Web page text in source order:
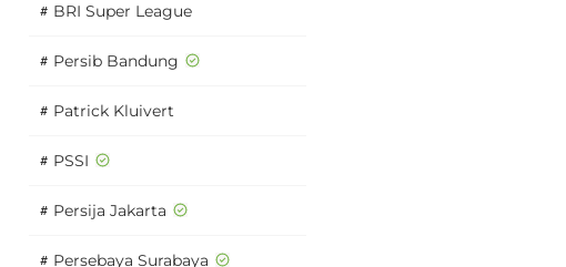
# BRI Super League
# Persib Bandung
# Patrick Kluivert
# PSSI
# Persija Jakarta
# Persebaya Surabaya